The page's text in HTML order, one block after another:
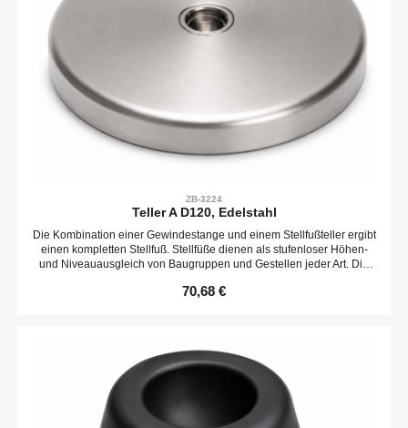
ZB-3224
Teller A D120, Edelstahl
Die Kombination einer Gewindestange und einem Stellfußteller ergibt
einen kompletten Stellfuß. Stellfüße dienen als stufenloser Höhen-
und Niveauausgleich von Baugruppen und Gestellen jeder Art. Die
verbaut werden.
Regulärer Preis:
70,68 €